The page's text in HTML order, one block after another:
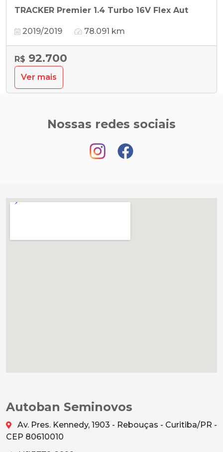
TRACKER Premier 1.4 Turbo 16V Flex Aut
2019/2019 78.091 km
R$ 92.700
Ver mais
Nossas redes sociais
Autoban Seminovos
Av. Pres. Kennedy, 1903 - Rebouças - Curitiba/PR -
CEP 80610010